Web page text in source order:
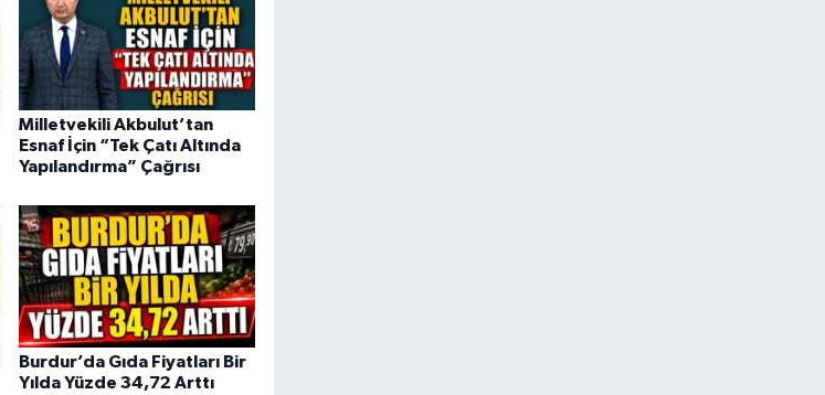
Milletvekili Akbulut’tan
Esnaf İçin “Tek Çatı Altında
Yapılandırma” Çağrısı
Burdur’da Gıda Fiyatları Bir
Yılda Yüzde 34,72 Arttı